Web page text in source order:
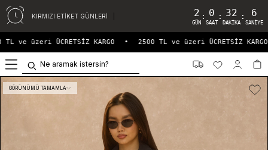
KIRMIZI ETİKET GÜNLERİ 2
GÜN
: 0
SAAT
: 32
DAKIKA
: 6
SANIYE
ve üzeri ÜCRETSİZ KARGO 2500 TL ve üzeri ÜCRETSİZ KARGO
GÖRÜNÜMÜ TAMAMLA